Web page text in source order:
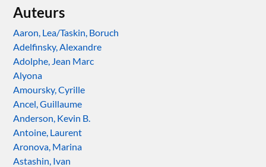
Auteurs
Aaron, Lea/Taskin, Boruch
Adelfinsky, Alexandre
Adolphe, Jean Marc
Alyona
Amoursky, Cyrille
Ancel, Guillaume
Anderson, Kevin B.
Antoine, Laurent
Aronova, Marina
Astashin, Ivan